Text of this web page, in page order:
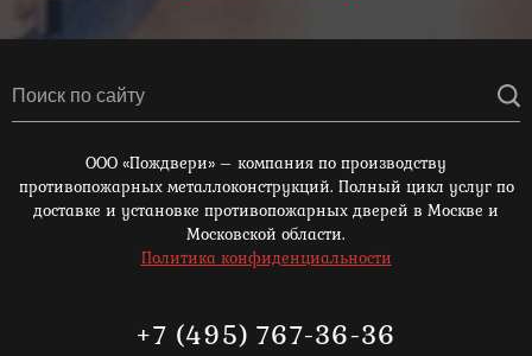
ООО «Пождвери» – компания по производству
противопожарных металлоконструкций. Полный цикл услуг по
доставке и установке противопожарных дверей в Москве и
Московской области.
Политика конфиденциальности
+7 (495) 767-36-36